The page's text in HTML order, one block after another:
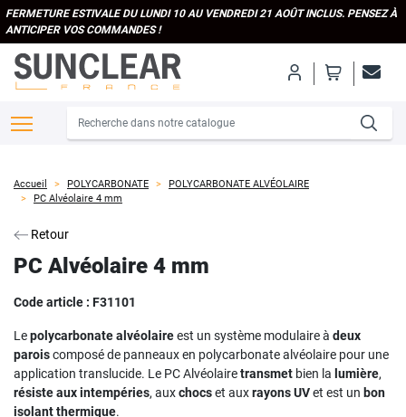
FERMETURE ESTIVALE DU LUNDI 10 AU VENDREDI 21 AOÛT INCLUS. PENSEZ À
ANTICIPER VOS COMMANDES !
Accueil POLYCARBONATE
POLYCARBONATE ALVÉOLAIRE
PC Alvéolaire 4 mm
Retour
PC Alvéolaire 4 mm
Code article : F31101
Lepolycarbonate alvéolaireest un système modulaire à deux
paroiscomposé de panneaux en polycarbonate alvéolaire pour une
application translucide. Le PC Alvéolairetransmet bien la lumière,
résiste aux intempéries, auxchocset auxrayons UVet est un bon
isolant thermique.